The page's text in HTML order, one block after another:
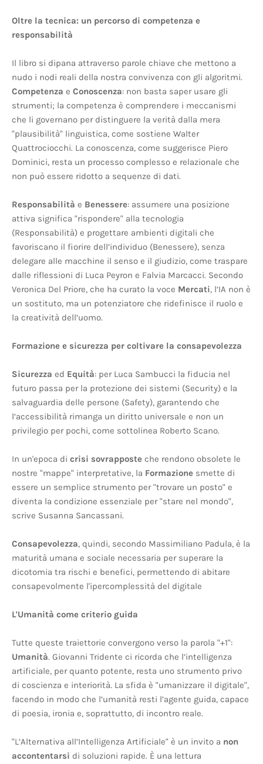
Oltre la tecnica: un percorso di competenza e
responsabilità
Il libro si dipana attraverso parole chiave che mettono a
nudo i nodi reali della nostra convivenza con gli algoritmi.
Competenza e Conoscenza: non basta saper usare gli
strumenti; la competenza è comprendere i meccanismi
che li governano per distinguere la verità dalla mera
"plausibilità" linguistica, come sostiene Walter
Quattrociocchi. La conoscenza, come suggerisce Piero
Dominici, resta un processo complesso e relazionale che
non può essere ridotto a sequenze di dati.
Responsabilità e Benessere: assumere una posizione
attiva significa "rispondere" alla tecnologia
(Responsabilità) e progettare ambienti digitali che
favoriscano il fiorire dell’individuo (Benessere), senza
delegare alle macchine il senso e il giudizio, come traspare
dalle riflessioni di Luca Peyron e Falvia Marcacci. Secondo
Veronica Del Priore, che ha curato la voce Mercati, l’IA non è
un sostituto, ma un potenziatore che ridefinisce il ruolo e
la creatività dell’uomo.
Formazione e sicurezza per coltivare la consapevolezza
Sicurezza ed Equità: per Luca Sambucci la fiducia nel
futuro passa per la protezione dei sistemi (Security) e la
salvaguardia delle persone (Safety), garantendo che
l’accessibilità rimanga un diritto universale e non un
privilegio per pochi, come sottolinea Roberto Scano.
In un'epoca di crisi sovrapposte che rendono obsolete le
nostre "mappe" interpretative, la Formazione smette di
essere un semplice strumento per "trovare un posto" e
diventa la condizione essenziale per "stare nel mondo",
scrive Susanna Sancassani.
Consapevolezza, quindi, secondo Massimiliano Padula, è la
maturità umana e sociale necessaria per superare la
dicotomia tra rischi e benefici, permettendo di abitare
consapevolmente l'ipercomplessità del digitale
L'Umanità come criterio guida
Tutte queste traiettorie convergono verso la parola "+1":
Umanità. Giovanni Tridente ci ricorda che l’intelligenza
artificiale, per quanto potente, resta uno strumento privo
di coscienza e interiorità. La sfida è "umanizzare il digitale",
facendo in modo che l’umanità resti l’agente guida, capace
di poesia, ironia e, soprattutto, di incontro reale.
"L’Alternativa all’Intelligenza Artificiale" è un invito a non
accontentarsi di soluzioni rapide. È una lettura